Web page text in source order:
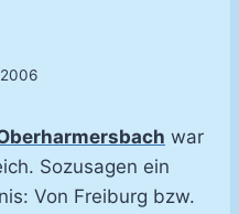
war
Sozusagen ein
Von Freiburg bzw.